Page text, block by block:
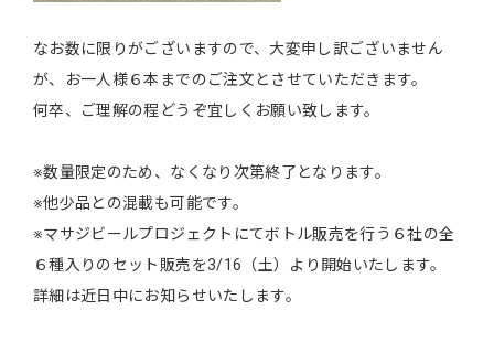
なお数に限りがございますので、大変申し訳ございません
が、お一人様６本までのご注文とさせていただきます。
何卒、ご理解の程どうぞ宜しくお願い致します。
※数量限定のため、なくなり次第終了となります。
※他少品との混載も可能です。
※マサジビールプロジェクトにてボトル販売を行う６社の全
６種入りのセット販売を3/16（土）より開始いたします。
詳細は近日中にお知らせいたします。